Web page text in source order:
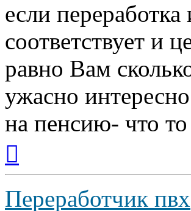
если
соответствует и
равно Вам
ужасно
на пенсию- что
началу
Переработчик пвх